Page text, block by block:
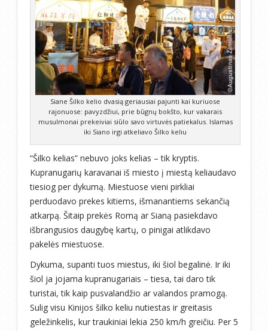
Siane Šilko kelio dvasią geriausiai pajunti kai kuriuose
rajonuose: pavyzdžiui, prie būgnų bokšto, kur vakarais
musulmonai prekeiviai siūlo savo virtuvės patiekalus. Islamas
iki Siano irgi atkeliavo Šilko keliu
“Šilko kelias” nebuvo joks kelias – tik kryptis.
Kupranugarių karavanai iš miesto į miestą keliaudavo
tiesiog per dykumą. Miestuose vieni pirkliai
perduodavo prekes kitiems, išmanantiems sekančią
atkarpą. Šitaip prekės Romą ar Sianą pasiekdavo
išbrangusios daugybę kartų, o pinigai atlikdavo
pakelės miestuose.
Dykuma, supanti tuos miestus, iki šiol begalinė. Ir iki
šiol ja jojama kupranugariais – tiesa, tai daro tik
turistai, tik kaip pusvalandžio ar valandos pramogą.
Sulig visu Kinijos šilko keliu nutiestas ir greitasis
geležinkelis, kur traukiniai lekia 250 km/h greičiu. Per 5